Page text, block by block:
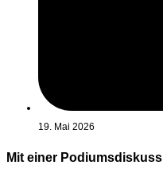
19. Mai 2026
Mit einer